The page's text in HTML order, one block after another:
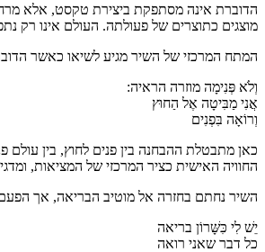
הדוברת אינה מסתפקת ביצירת טקסט, אלא
מוצגים כתוצרים של פעולתה. העולם אינו רק
המתח המרכזי של השיר מגיע לשיאו כאשר
וְלֹא פְּנִימָה מוזרה הראיה:
אֲנִי מַבִּיטָה אֶל הַחוּץ
וְרוֹאָה בִּפְנִים
כאן מתבטלת ההבחנה בין פנים לחוץ, בין
החוויה האישית כציר המרכזי של המציאות,
השיר נחתם בחזרה אל מוטיב הבריאה, אך
יֵשׁ לִי כִּשָּׁרוֹן בריאה
כל דבר שאני רואה